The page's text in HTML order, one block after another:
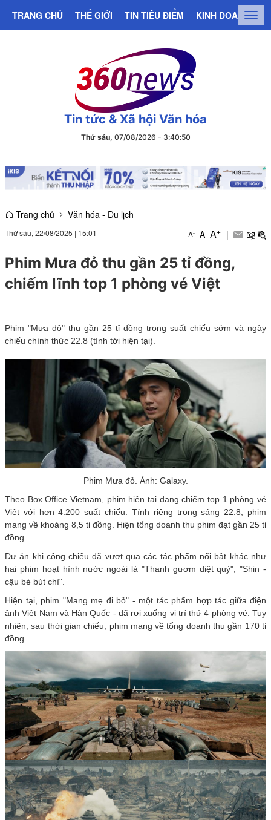
TRANG CHỦ THẾ GIỚI TIN TIÊU ĐIỂM KINH DOANH
Tin tức & Xã hội Văn hóa
Thứ sáu,07/08/2026 - 3:40:51
Trang chủ Văn hóa - Du lịch
Thứ sáu, 22/08/2025 | 15:01 A- A A+ |
Phim Mưa đỏ thu gần 25 tỉ đồng,
chiếm lĩnh top 1 phòng vé Việt
Phim "Mưa đỏ" thu gần 25 tỉ đồng trong suất chiếu sớm và ngày
chiếu chính thức 22.8 (tính tới hiện tại).
Phim Mưa đỏ. Ảnh: Galaxy.
Theo Box Office Vietnam, phim hiện tại đang chiếm top 1 phòng vé
Việt với hơn 4.200 suất chiếu. Tính riêng trong sáng 22.8, phim
mang về khoảng 8,5 tỉ đồng. Hiện tổng doanh thu phim đạt gần 25 tỉ
đồng.
Dự án khi công chiếu đã vượt qua các tác phẩm nổi bật khác như
hai phim hoạt hình nước ngoài là "Thanh gươm diệt quỷ", "Shin -
cậu bé bút chì".
Hiện tại, phim "Mang mẹ đi bỏ" - một tác phẩm hợp tác giữa điện
ảnh Việt Nam và Hàn Quốc - đã rơi xuống vị trí thứ 4 phòng vé. Tuy
nhiên, sau thời gian chiếu, phim mang về tổng doanh thu gần 170 tỉ
đồng.